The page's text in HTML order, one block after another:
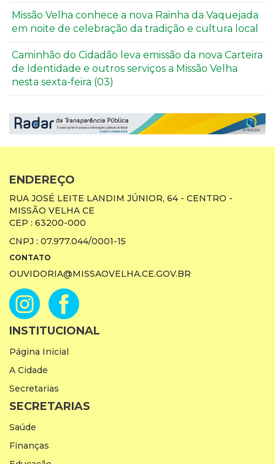
Missão Velha conhece a nova Rainha da Vaquejada
em noite de celebração da tradição e cultura local
Caminhão do Cidadão leva emissão da nova Carteira
de Identidade e outros serviços a Missão Velha
nesta sexta-feira (03)
ENDEREÇO
RUA JOSÉ LEITE LANDIM JÚNIOR, 64 - CENTRO -
MISSÃO VELHA CE
CEP : 63200-000
CNPJ : 07.977.044/0001-15
CONTATO
OUVIDORIA@MISSAOVELHA.CE.GOV.BR
INSTITUCIONAL
Página Inicial
A Cidade
Secretarias
SECRETARIAS
Saúde
Finanças